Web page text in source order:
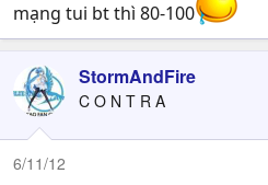
mạng tui bt thì 80-100
StormAndFire
C O N T R A
6/11/12